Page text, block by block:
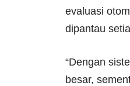
evaluasi
dipantau
“Dengan
besar,